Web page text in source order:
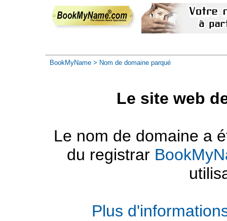
BookMyName > Nom de domaine parqué
Le site web
Le nom de domaine a
du registrar
Plus